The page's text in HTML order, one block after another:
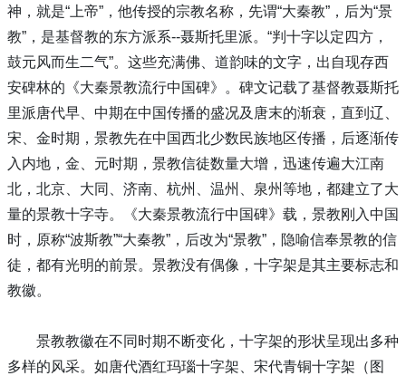
神，就是“上帝”，他传授的宗教名称，先谓“大秦教”，后为“景
教”，是基督教的东方派系--聂斯托里派。“判十字以定四方，
鼓元风而生二气”。这些充满佛、道韵味的文字，出自现存西
安碑林的《大秦景教流行中国碑》。碑文记载了基督教聂斯托
里派唐代早、中期在中国传播的盛况及唐末的渐衰，直到辽、
宋、金时期，景教先在中国西北少数民族地区传播，后逐渐传
入内地，金、元时期，景教信徒数量大增，迅速传遍大江南
北，北京、大同、济南、杭州、温州、泉州等地，都建立了大
量的景教十字寺。《大秦景教流行中国碑》载，景教刚入中国
时，原称“波斯教”“大秦教”，后改为“景教”，隐喻信奉景教的信
徒，都有光明的前景。景教没有偶像，十字架是其主要标志和
教徽。
景教教徽在不同时期不断变化，十字架的形状呈现出多种
多样的风采。如唐代酒红玛瑙十字架、宋代青铜十字架（图